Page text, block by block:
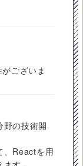
ございま
野の技術開
、Reactを用